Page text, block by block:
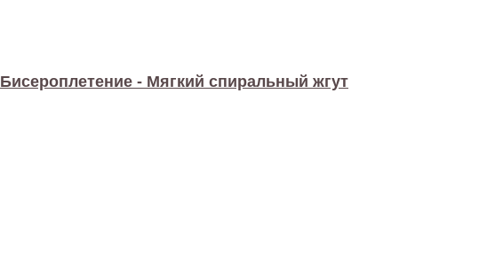
Бисероплетение - Мягкий спиральный жгут